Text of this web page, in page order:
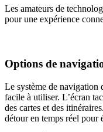
Les amateurs de
pour une expérience
Options de
Le système de navigation
facile à utiliser. L’écran
des cartes et des
détour en temps réel pour